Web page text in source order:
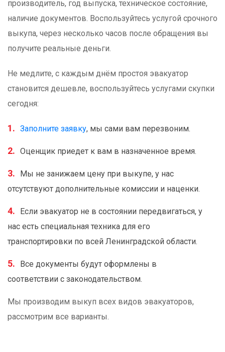
производитель, год выпуска, техническое состояние,
наличие документов. Воспользуйтесь услугой срочного
выкупа, через несколько часов после обращения вы
получите реальные деньги.
Не медлите, с каждым днём простоя эвакуатор
становится дешевле, воспользуйтесь услугами скупки
сегодня:
Заполните заявку, мы сами вам перезвоним.
Оценщик приедет к вам в назначенное время.
Мы не занижаем цену при выкупе, у нас
отсутствуют дополнительные комиссии и наценки.
Если эвакуатор не в состоянии передвигаться, у
нас есть специальная техника для его
транспортировки по всей Ленинградской области.
Все документы будут оформлены в
соответствии с законодательством.
Мы производим выкуп всех видов эвакуаторов,
рассмотрим все варианты.